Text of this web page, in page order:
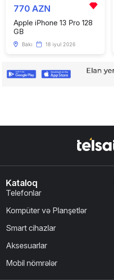
770 AZN
Apple iPhone 13 Pro 128
GB
Bakı 18 iyul 2026
Kataloq
Telefonlar
Kompüter və Planşetlər
Smart cihazlar
Aksesuarlar
Mobil nömrələr